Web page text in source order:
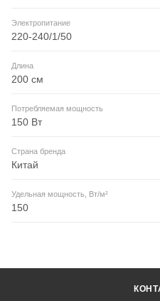
Электропитание
220-240/1/50
Длина
200 см
Потребляемая мощность
150 Вт
Страна бренда
Китай
Удельная мощность, Вт/м²
150